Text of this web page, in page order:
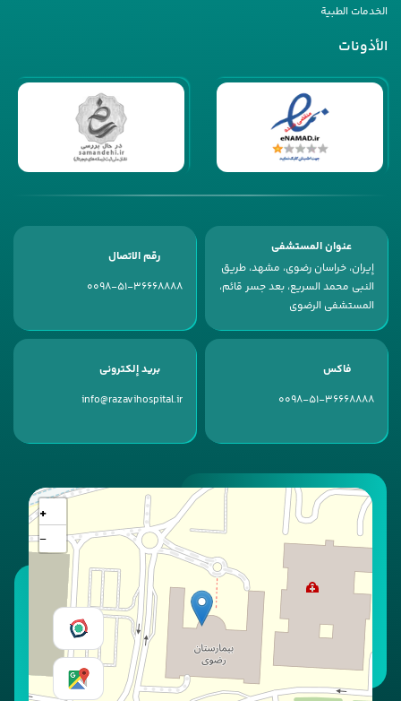
الخدمات الطبیة
الأذونات
عنوان المستشفى
إیران، خراسان رضوی، مشهد، طریق
النبی محمد السریع، بعد جسر قائم،
المستشفى الرضوی
رقم الاتصال
0098-51-36668888
فاكس
0098-51-36668888
بريد إلكتروني
info@razavihospital.ir
+
−